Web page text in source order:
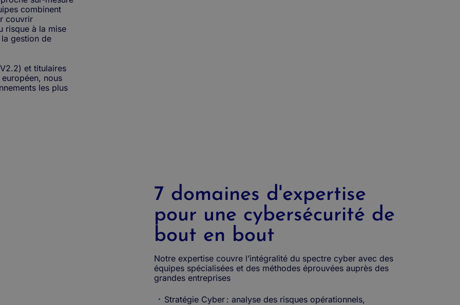
combinent
couvrir
risque à la mise
gestion de
et titulaires
nous
les plus
7 domaines d'expertise
pour une cybersécurité de
bout en bout
Notre expertise couvre l’intégralité du spectre cyber avec des
équipes spécialisées et des méthodes éprouvées auprès des
grandes entreprises
Stratégie Cyber : analyse des risques opérationnels,